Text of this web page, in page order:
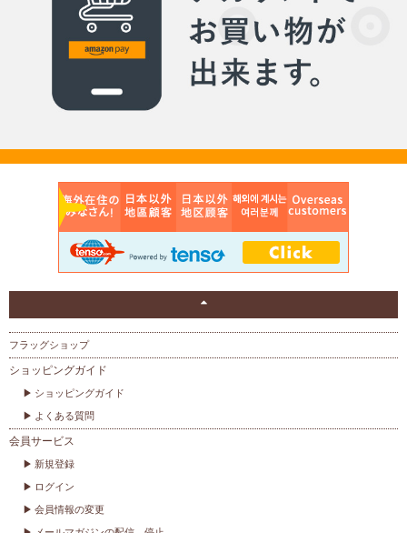
フラッグショップ
ショッピングガイド
ショッピングガイド
よくある質問
会員サービス
新規登録
ログイン
会員情報の変更